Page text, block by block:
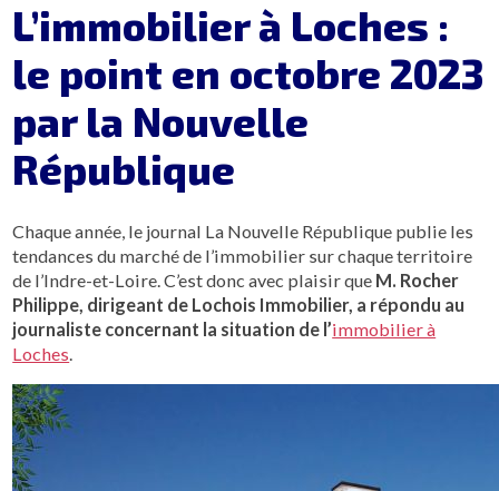
L’immobilier à Loches :
le point en octobre 2023
par la Nouvelle
République
Chaque année, le journal La Nouvelle République publie les
tendances du marché de l’immobilier sur chaque territoire
de l’Indre-et-Loire. C’est donc avec plaisir que M. Rocher
Philippe, dirigeant de Lochois Immobilier, a répondu au
journaliste concernant la situation de l’immobilier à
Loches.